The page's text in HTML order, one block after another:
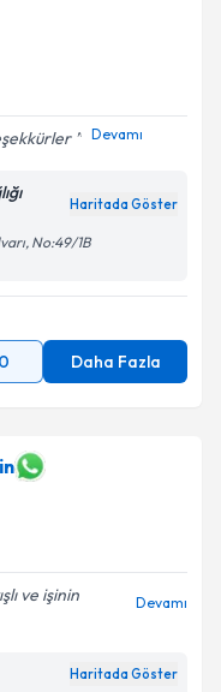
Devamı
Haritada Göster
No:49/1B
Daha Fazla
ve işinin
Devamı
Haritada Göster